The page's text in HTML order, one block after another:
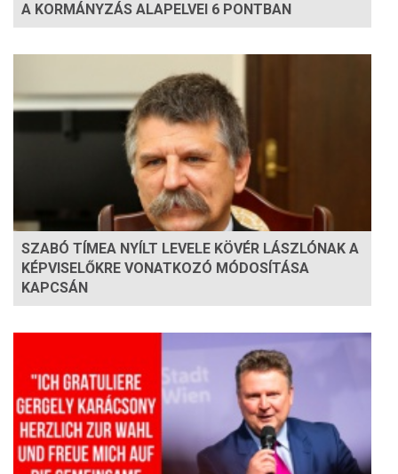
A KORMÁNYZÁS ALAPELVEI 6 PONTBAN
SZABÓ TÍMEA NYÍLT LEVELE KÖVÉR LÁSZLÓNAK A
KÉPVISELŐKRE VONATKOZÓ MÓDOSÍTÁSA
KAPCSÁN